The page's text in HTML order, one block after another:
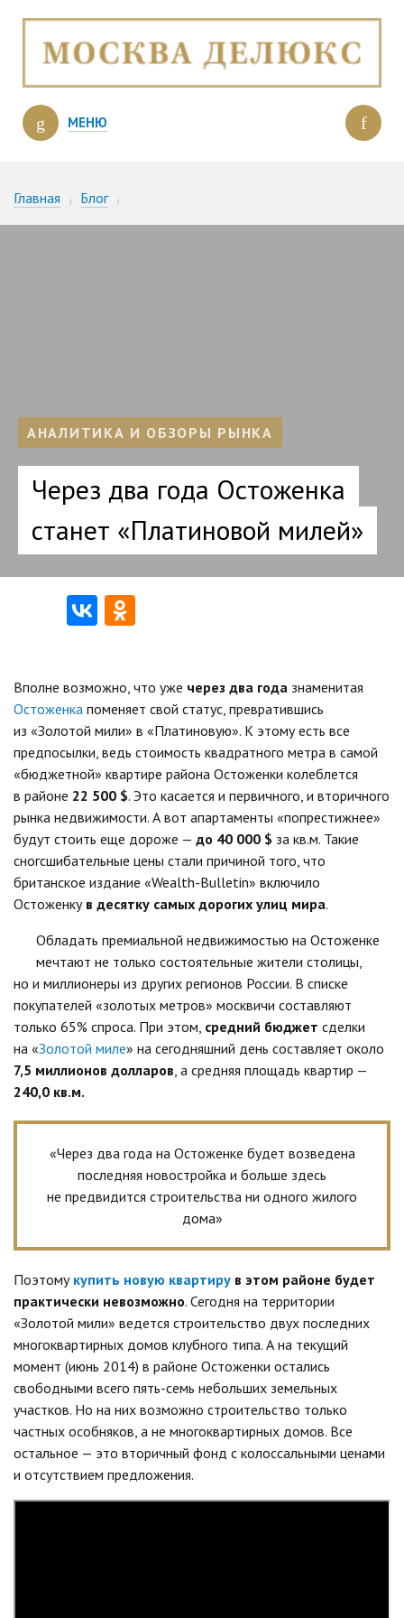
МЕНЮ
Главная Блог
АНАЛИТИКА И ОБЗОРЫ РЫНКА
Через два года Остоженка
станет «Платиновой милей»
Вполне возможно, что уже через два года знаменитая
Остоженка поменяет свой статус, превратившись
из «Золотой мили» в «Платиновую». К этому есть все
предпосылки, ведь стоимость квадратного метра в самой
«бюджетной» квартире района Остоженки колеблется
в районе 22 500 $. Это касается и первичного, и вторичного
рынка недвижимости. А вот апартаменты «попрестижнее»
будут стоить еще дороже — до 40 000 $ за кв.м. Такие
сногсшибательные цены стали причиной того, что
британское издание «Wealth-Bulletin» включило
Остоженку в десятку самых дорогих улиц мира.
Обладать премиальной недвижимостью на Остоженке
мечтают не только состоятельные жители столицы,
но и миллионеры из других регионов России. В списке
покупателей «золотых метров» москвичи составляют
только 65% спроса. При этом, средний бюджет сделки
на «Золотой миле» на сегодняшний день составляет около
7,5 миллионов долларов , а средняя площадь квартир —
240,0 кв.м.
«Через два года на Остоженке будет возведена
последняя новостройка и больше здесь
не предвидится строительства ни одного жилого
дома»
Поэтому купить новую квартиру в этом районе будет
практически невозможно. Сегодня на территории
«Золотой мили» ведется строительство двух последних
многоквартирных домов клубного типа. А на текущий
момент (июнь 2014) в районе Остоженки остались
свободными всего пять-семь небольших земельных
участков. Но на них возможно строительство только
частных особняков, а не многоквартирных домов. Все
остальное — это вторичный фонд с колоссальными ценами
и отсутствием предложения.